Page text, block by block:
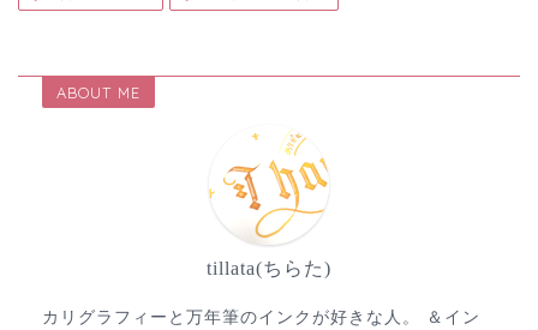
ABOUT ME
tillata(ちらた)
カリグラフィーと万年筆のインクが好きな人。 ＆イン